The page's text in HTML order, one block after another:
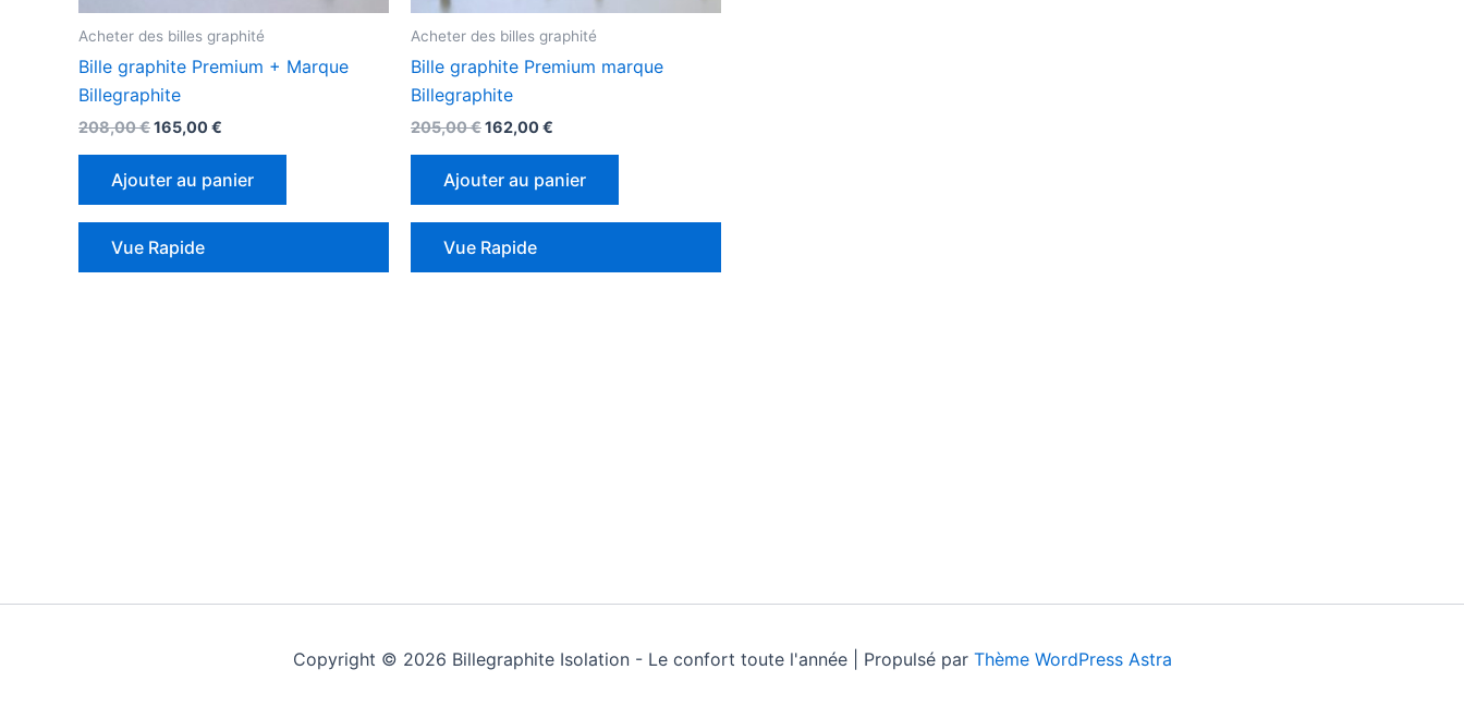
Acheter des billes graphité
Bille graphite Premium + Marque
Billegraphite
208,00€165,00€
Ajouter au panier
Vue Rapide
Acheter des billes graphité
Bille graphite Premium marque
Billegraphite
205,00€162,00€
Ajouter au panier
Vue Rapide
Copyright © 2026 Billegraphite Isolation - Le confort toute l'année | Propulsé par Thème WordPress Astra